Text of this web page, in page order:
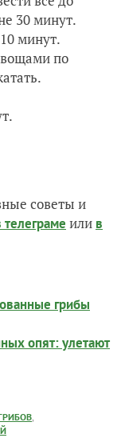
30 минут.
минут.
по
советы и
телеграме или в
грибы
опят: улетают
,